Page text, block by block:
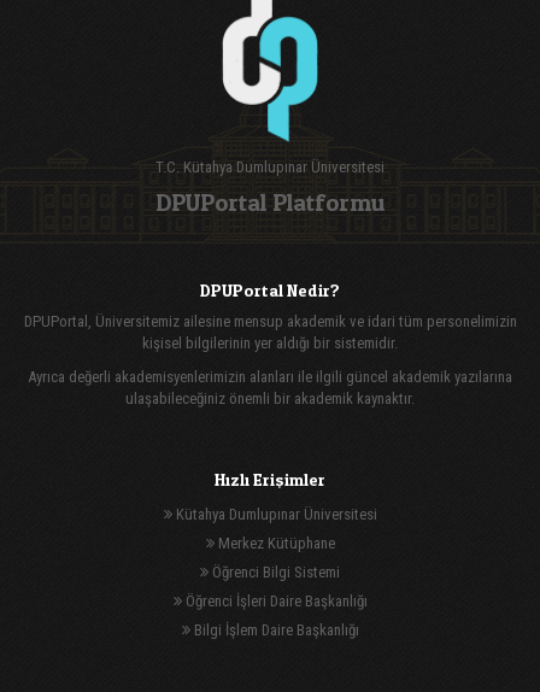
T.C. Kütahya Dumlupınar Üniversitesi
DPUPortal Platformu
DPUPortal Nedir?
DPUPortal, Üniversitemiz ailesine mensup akademik ve idari tüm personelimizin
kişisel bilgilerinin yer aldığı bir sistemidir.
Ayrıca değerli akademisyenlerimizin alanları ile ilgili güncel akademik yazılarına
ulaşabileceğiniz önemli bir akademik kaynaktır.
Hızlı Erişimler
Kütahya Dumlupınar Üniversitesi
Merkez Kütüphane
Öğrenci Bilgi Sistemi
Öğrenci İşleri Daire Başkanlığı
Bilgi İşlem Daire Başkanlığı